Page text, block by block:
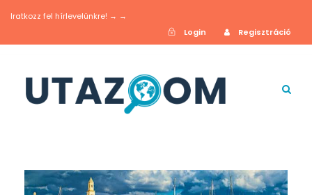
Iratkozz fel hírlevelünkre! → →
Login
Regisztráció